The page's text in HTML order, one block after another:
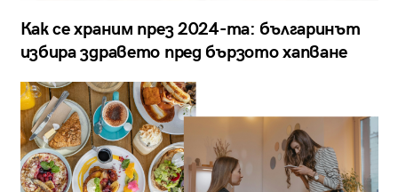
Как се храним през 2024-та: българинът
избира здравето пред бързото хапване